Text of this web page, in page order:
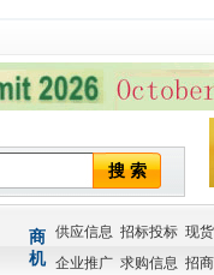
搜 索
商
机
供应信息 招标投标 现
企业推广 求购信息 招